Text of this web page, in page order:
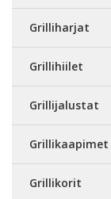
Grilliharjat
Grillihiilet
Grillijalustat
Grillikaapimet
Grillikorit